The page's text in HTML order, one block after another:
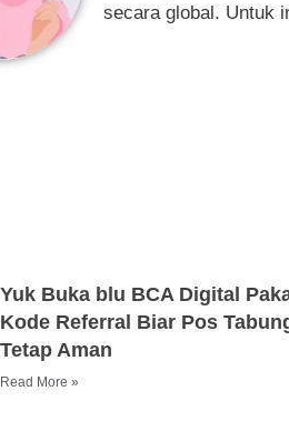
secara global. Untuk
Yuk Buka blu BCA Digital
Kode Referral Biar Pos
Tetap Aman
Read More »